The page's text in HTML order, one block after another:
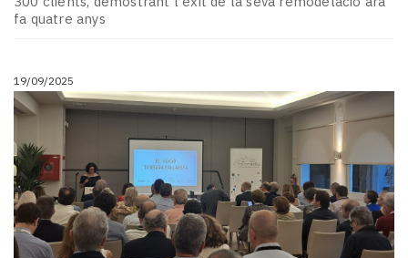
fa quatre anys
19/09/2025